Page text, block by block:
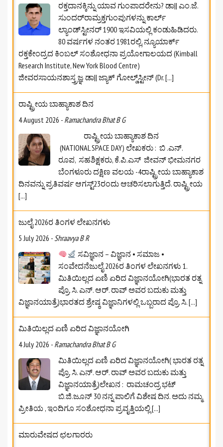
ರಕ್ತದಾನಕ್ಕಿನ್ನು ಯಾವ ಗುಂಪಾದರೇನು? ಡಾ|| ಎಂ.ಜೆ.
ಸುಂದರ್‌ರಾಮ್ರಕ್ತಗುಂಪುಗಳನ್ನು ಕಾರ್ಲ್
ಲ್ಯಾಂಡ್‌ಸ್ಟೀನರ್ 1900 ಇಸವಿಯಲ್ಲಿ ಕಂಡುಹಿಡಿದರು.
80 ವರ್ಷಗಳ ನಂತರ 1981ರಲ್ಲಿ, ನ್ಯೂಯಾರ್ಕ್
ರಕ್ತಕೇಂದ್ರದ ಕಿಂಬಲ್ ಸಂಶೋಧನಾ ಪ್ರಯೋಗಾಲಯದ (Kimball
Research Institute, New York Blood Centre)
ಜೀವರಸಾಯನಶಾಸ್ತ್ರಜ್ಞ ಡಾ|| ಜ್ಯಾಕ್ ಗೋಲ್ಡ್‌ಸ್ಟೀನ್ (Dr.[...]
ರಾಷ್ಟ್ರೀಯ ಬಾಹ್ಯಾಕಾಶ ದಿನ
4 August 2026 - Ramachandra Bhat B G
ರಾಷ್ಟ್ರೀಯ ಬಾಹ್ಯಾಕಾಶ ದಿನ
(NATIONAL SPACE DAY) ಲೇಖಕರು : ಬಿ .ಎನ್.
ರೂಪ, ಸಹಶಿಕ್ಷಕರು, ಕೆ.ಪಿ.ಎಸ್‌ ಜೀವನ್‌ ಭೀಮನಗರ
ಬೆಂಗಳೂರು ದಕ್ಷಿಣ ವಲಯ -4ರಾಷ್ಟ್ರೀಯ ಬಾಹ್ಯಾಕಾಶ
ದಿನವನ್ನು ಪ್ರತಿವರ್ಷ ಆಗಸ್ಟ್23ರಂದು ಆಚರಿಸಲಾಗುತ್ತಿದೆ. ರಾಷ್ಟ್ರೀಯ
[...]
ಜುಲೈ 2026ರ ತಿಂಗಳ ಲೇಖನಗಳು
5 July 2026 -Shraavya B R
ಸವಿಜ್ಞಾನ – ವಿಜ್ಞಾನ • ಸಮಾಜ •
ಸಂವೇದನೆಜುಲೈ 2026ರ ತಿಂಗಳ ಲೇಖನಗಳು 1.
ಮಿತಿಯಿಲ್ಲದ ಏಣಿ ಏರಿದ ವಿಜ್ಞಾನಯೋಗಿ(ಭಾರತ ರತ್ನ
ಪ್ರೊ. ಸಿ. ಎನ್. ಆರ್. ರಾವ್ ಅವರ ಬದುಕು ಮತ್ತು
ವಿಜ್ಞಾನಯಾತ್ರೆ)ಭಾರತದ ಶ್ರೇಷ್ಠ ವಿಜ್ಞಾನಿಗಳಲ್ಲಿ ಒಬ್ಬರಾದ ಪ್ರೊ. ಸಿ.[...]
ಮಿತಿಯಿಲ್ಲದ ಏಣಿ ಏರಿದ ವಿಜ್ಞಾನಯೋಗಿ
4 July 2026 - Ramachandra Bhat B G
ಮಿತಿಯಿಲ್ಲದ ಏಣಿ ಏರಿದ ವಿಜ್ಞಾನಯೋಗಿ( ಭಾರತ ರತ್ನ
ಪ್ರೊ. ಸಿ. ಎನ್. ಆರ್. ರಾವ್ ಅವರ ಬದುಕು ಮತ್ತು
ವಿಜ್ಞಾನಯಾತ್ರೆ)ಲೇಖನ : ರಾಮಚಂದ್ರ ಭಟ್‌
ಬಿ.ಜಿ.ಜೂನ್ 30 ನನ್ನ ಪಾಲಿಗೆ ವಿಶೇಷ ದಿನ. ಅದು ನಮ್ಮ
ಪ್ರೀತಿಯ , ಇಂದಿಗೂ ಸಂಶೋಧನಾ ಪ್ರವೃತ್ತಿಯಲ್ಲಿ[...]
ಮಾರುವೇಷದ ಛಲಗಾರರು